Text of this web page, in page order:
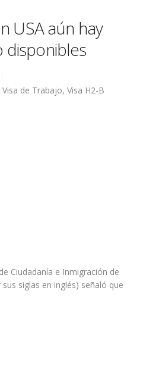
USA aún hay
disponibles
Visa de Trabajo, Visa H2-B
en USA aún hay visas de
Ciudadanía e Inmigración de
sus siglas en inglés) señaló que